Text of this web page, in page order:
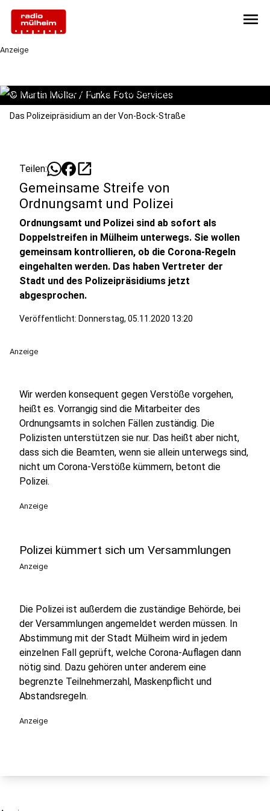
menu
Anzeige
© Martin Möller / Funke Foto Services
Das Polizeipräsidium an der Von-Bock-Straße
Teilen: open_in_new
Gemeinsame Streife von
Ordnungsamt und Polizei
Ordnungsamt und Polizei sind ab sofort als
Doppelstreifen in Mülheim unterwegs. Sie wollen
gemeinsam kontrollieren, ob die Corona-Regeln
eingehalten werden. Das haben Vertreter der
Stadt und des Polizeipräsidiums jetzt
abgesprochen.
Veröffentlicht: Donnerstag, 05.11.2020 13:20
Anzeige
Wir werden konsequent gegen Verstöße vorgehen,
heißt es. Vorrangig sind die Mitarbeiter des
Ordnungsamts in solchen Fällen zuständig. Die
Polizisten unterstützen sie nur. Das heißt aber nicht,
dass sich die Beamten, wenn sie allein unterwegs sind,
nicht um Corona-Verstöße kümmern, betont die
Polizei.
Anzeige
Polizei kümmert sich um Versammlungen
Anzeige
Die Polizei ist außerdem die zuständige Behörde, bei
der Versammlungen angemeldet werden müssen. In
Abstimmung mit der Stadt Mülheim wird in jedem
einzelnen Fall geprüft, welche Corona-Auflagen dann
nötig sind. Dazu gehören unter anderem eine
begrenzte Teilnehmerzahl, Maskenpflicht und
Abstandsregeln.
Anzeige